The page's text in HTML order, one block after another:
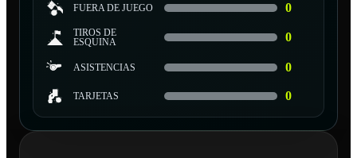
FUERA DE JUEGO 0
TIROS DE
ESQUINA
0
ASISTENCIAS 0
TARJETAS 0